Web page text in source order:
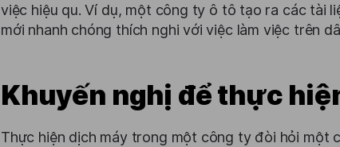
việc hiệu qu. Ví dụ, một công ty ô tô tạo ra các tài
mới nhanh chóng thích nghi với việc làm việc trên
Khuyến nghị để thực
Thực hiện dịch máy trong một công ty đòi hỏi một